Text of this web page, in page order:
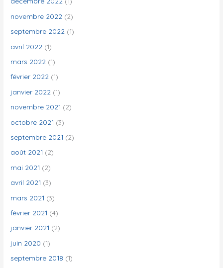
novembre 2022 (2)
septembre 2022 (1)
avril 2022 (1)
mars 2022 (1)
février 2022 (1)
janvier 2022 (1)
novembre 2021 (2)
octobre 2021 (3)
septembre 2021 (2)
août 2021 (2)
mai 2021 (2)
avril 2021 (3)
mars 2021 (3)
février 2021 (4)
janvier 2021 (2)
juin 2020 (1)
septembre 2018 (1)